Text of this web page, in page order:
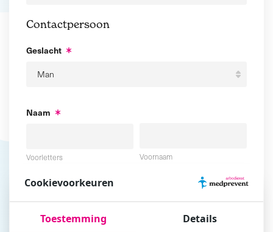
Contactpersoon
Geslacht
Naam
Voorletters Voornaam
Cookievoorkeuren
Toestemming Details